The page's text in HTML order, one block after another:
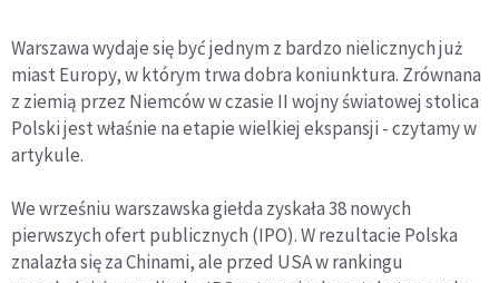
Warszawa wydaje się być jednym z bardzo nielicznych już
miast Europy, w którym trwa dobra koniunktura. Zrównana
z ziemią przez Niemców w czasie II wojny światowej stolica
Polski jest właśnie na etapie wielkiej ekspansji - czytamy w
artykule.
We wrześniu warszawska giełda zyskała 38 nowych
pierwszych ofert publicznych (IPO). W rezultacie Polska
znalazła się za Chinami, ale przed USA w rankingu